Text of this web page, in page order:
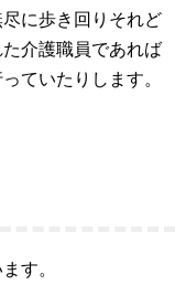
に歩き回りそれど
介護職員であれば
ていたりします。
す。